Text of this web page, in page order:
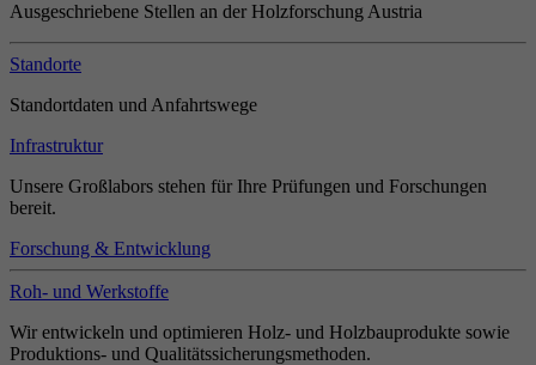
Ausgeschriebene Stellen an der Holzforschung Austria
Standorte
Standortdaten und Anfahrtswege
Infrastruktur
Unsere Großlabors stehen für Ihre Prüfungen und Forschungen
bereit.
Forschung & Entwicklung
Roh- und Werkstoffe
Wir entwickeln und optimieren Holz- und Holzbauprodukte sowie
Produktions- und Qualitätssicherungsmethoden.